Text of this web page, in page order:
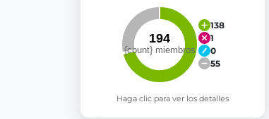
138
1
0
55
Haga clic para ver los detalles